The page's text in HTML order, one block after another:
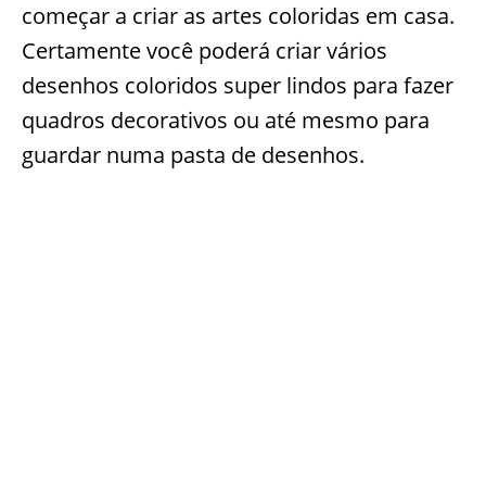
começar a criar as artes coloridas em casa.
Certamente você poderá criar vários
desenhos coloridos super lindos para fazer
quadros decorativos ou até mesmo para
guardar numa pasta de desenhos.